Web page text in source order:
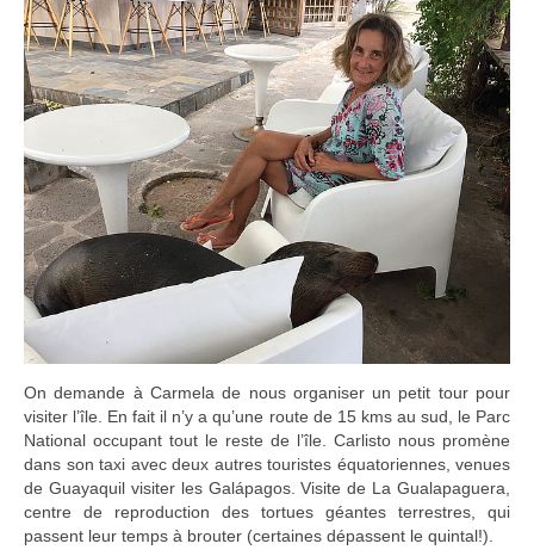
On demande à Carmela de nous organiser un petit tour pour
visiter l’île. En fait il n’y a qu’une route de 15 kms au sud, le Parc
National occupant tout le reste de l’île. Carlisto nous promène
dans son taxi avec deux autres touristes équatoriennes, venues
de Guayaquil visiter les Galápagos. Visite de La Gualapaguera,
centre de reproduction des tortues géantes terrestres, qui
passent leur temps à brouter (certaines dépassent le quintal!).